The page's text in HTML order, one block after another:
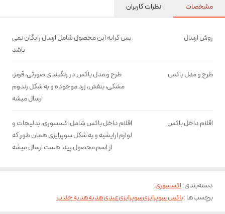
مشخصات نظرات کاربران
روش ارسال
پس کرایه این محصول شامل ارسال رایگان نمی
باشد
طرح و مدل باکس
طرح و مدل باکس در رنگبندی صورتی، قرمز،
مشکی، بنفش، زرد موجوده و به شکل رندوم
ارسال میشه
اقلام داخل باکس
اقلام داخل باکس شامل اکسسوری، بدلیجات و
لوازم ارایشیه و به شکل سوپرایزی همان طور که
از اسم محصول پیدا هست ارسال میشه
دسته‌بندی:اکسسوری
برچسب‌ها :باکس سوپرایزیسوپرایزیعیدیهدیههدیه جذاب